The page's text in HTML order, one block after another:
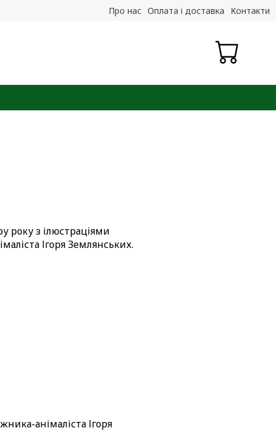
Про нас Оплата і доставка Контакти
року з ілюстраціями
Ігоря Землянських.
анімаліста Ігоря